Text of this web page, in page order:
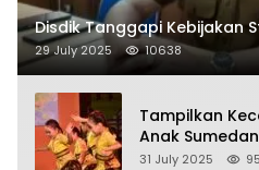
Disdik Tanggapi Kebijakan
29 July 2025 10638
Tampilkan
Anak
Dihadiri Bupati
31 July 2025